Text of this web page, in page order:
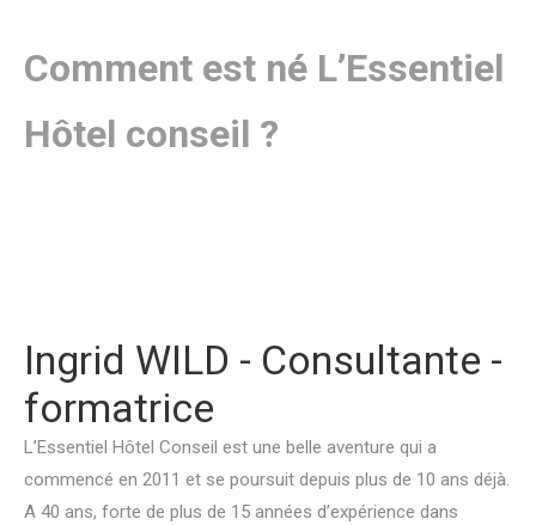
Comment est né L’Essentiel
Hôtel conseil ?
Ingrid WILD - Consultante -
formatrice
L’Essentiel Hôtel Conseil est une belle aventure qui a
commencé en 2011 et se poursuit depuis plus de 10 ans déjà.
A 40 ans, forte de plus de 15 années d’expérience dans